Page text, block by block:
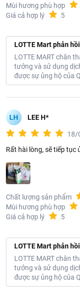
Mùi hương phù hợp
Giá cả hợp lý
5
LOTTE Mart phản
LOTTE MART chân
tưởng và sử dụng
được sự ủng hộ của
LH LEE H*
18/
Rất hài lòng, sẽ tiếp tục
Chất lượng sản phẩm
Mùi hương phù hợp
Giá cả hợp lý
5
LOTTE Mart phản
LOTTE MART chân
tưởng và sử dụng
được sự ủng hộ của